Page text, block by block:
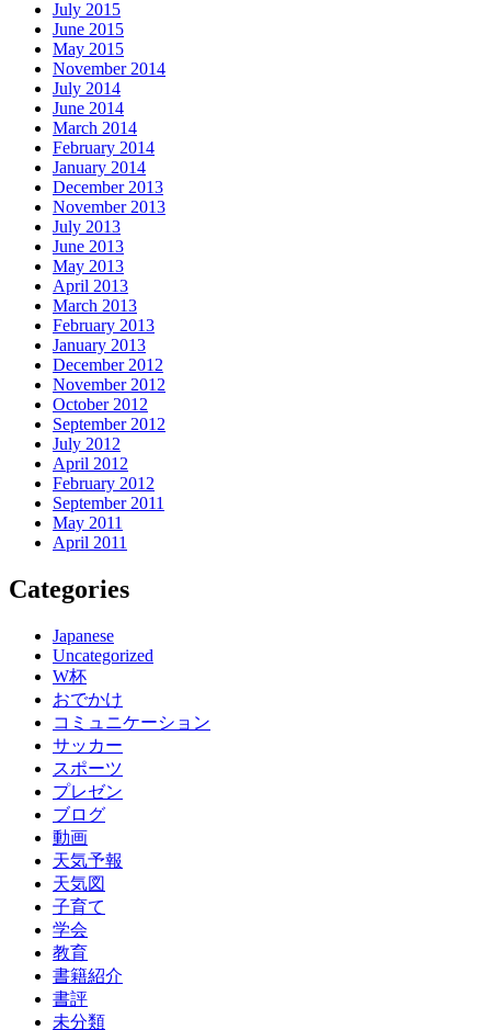
July 2015
June 2015
May 2015
November 2014
July 2014
June 2014
March 2014
February 2014
January 2014
December 2013
November 2013
July 2013
June 2013
May 2013
April 2013
March 2013
February 2013
January 2013
December 2012
November 2012
October 2012
September 2012
July 2012
April 2012
February 2012
September 2011
May 2011
April 2011
Categories
Japanese
Uncategorized
W杯
おでかけ
コミュニケーション
サッカー
スポーツ
プレゼン
ブログ
動画
天気予報
天気図
子育て
学会
教育
書籍紹介
書評
未分類